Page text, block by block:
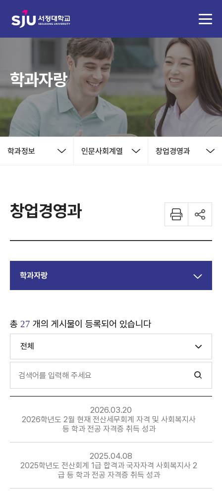
학과자랑
학과정보 인문사회계열 창업경영과
창업경영과
학과자랑
총 27 개의 게시물이 등록되어 있습니다
전체
2026.03.20
2026학년도 2월 현재 전산세무회계 자격 및 사회복지사
등 학과 전공 자격증 취득 성과
2025.04.08
2025학년도 전산회계 1급 합격과 국자자격 사회복지사 2
급 등 학과 전공 자격증 취득 성과